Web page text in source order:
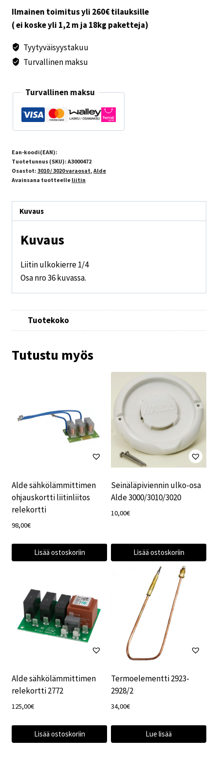
Ilmainen toimitus yli 260€ tilauksille
( ei koske yli 1,2 m ja 18kg paketteja)
Tyytyväisyystakuu
Turvallinen maksu
Turvallinen maksu
Ean-koodi(EAN):
Tuotetunnus (SKU): A3000472
Osastot: 3010 / 3020 varaosat, Alde
Avainsana tuotteelle liitin
Kuvaus
Kuvaus
Liitin ulkokierre 1/4
Osa nro 36 kuvassa.
Tuotekoko
Tutustu myös
Alde sähkölämmittimen
ohjauskortti liitinliitos
relekortti
98,00€
Lisää ostoskoriin
Seinäläpiviennin ulko-osa
Alde 3000/3010/3020
10,00€
Lisää ostoskoriin
Alde sähkölämmittimen
relekortti 2772
125,00€
Lisää ostoskoriin
Termoelementti 2923-
2928/2
34,00€
Lue lisää